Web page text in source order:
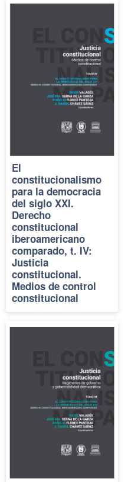
El
constitucionalismo
para la democracia
del siglo XXI.
Derecho
constitucional
iberoamericano
comparado, t. IV:
Justicia
constitucional.
Medios de control
constitucional